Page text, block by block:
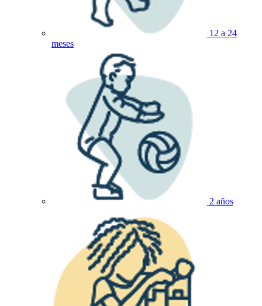
12 a 24
meses
2 años